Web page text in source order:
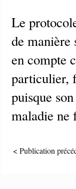
Le
de manière
en compte
particulier,
puisque
maladie ne
< Publication